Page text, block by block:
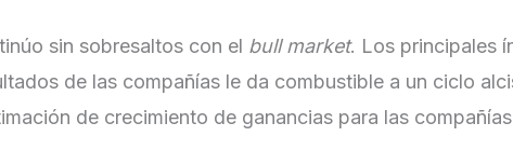
sin sobresaltos con el bull market. Los principales
de las compañías le da combustible a un ciclo
de crecimiento de ganancias para las